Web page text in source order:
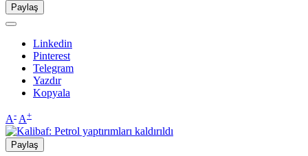
Paylaş
Linkedin
Pinterest
Telegram
Yazdır
Kopyala
A- A+
Paylaş